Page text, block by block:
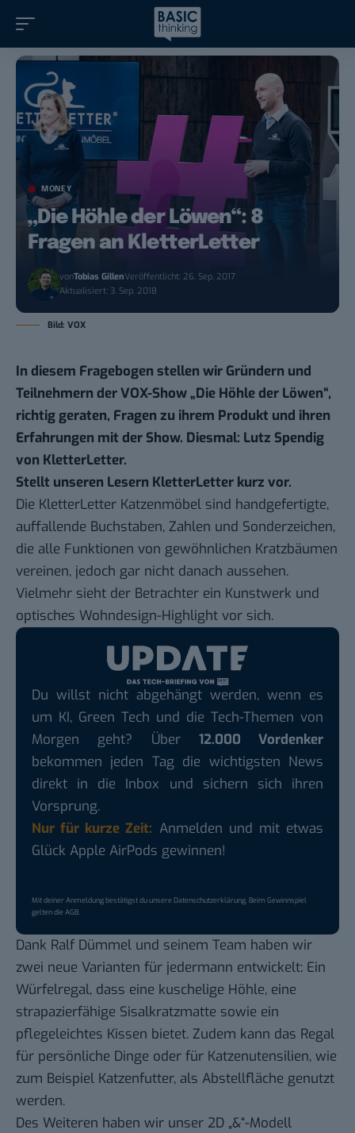
MONEY
„Die Höhle der Löwen“: 8
Fragen an KletterLetter
vonTobias GillenVeröffentlicht: 26. Sep. 2017
Aktualisiert: 3. Sep. 2018
Bild: VOX
In diesem Fragebogen stellen wir Gründern und
Teilnehmern der VOX-Show „Die Höhle der Löwen“,
richtig geraten, Fragen zu ihrem Produkt und ihren
Erfahrungen mit der Show. Diesmal: Lutz Spendig
von KletterLetter.
Stellt unseren Lesern KletterLetter kurz vor.
Die KletterLetter Katzenmöbel sind handgefertigte,
auffallende Buchstaben, Zahlen und Sonderzeichen,
die alle Funktionen von gewöhnlichen Kratzbäumen
vereinen, jedoch gar nicht danach aussehen.
Vielmehr sieht der Betrachter ein Kunstwerk und
optisches Wohndesign-Highlight vor sich.
Du willst nicht abgehängt werden, wenn es
um KI, Green Tech und die Tech-Themen von
Morgen geht? Über 12.000 Vordenker
bekommen jeden Tag die wichtigsten News
direkt in die Inbox und sichern sich ihren
Vorsprung.
Nur für kurze Zeit: Anmelden und mit etwas
Glück Apple AirPods gewinnen!
Mit deiner Anmeldung bestätigst du unsereDatenschutzerklärung. Beim Gewinnspiel
gelten dieAGB.
Dank Ralf Dümmel und seinem Team haben wir
zwei neue Varianten für jedermann entwickelt: Ein
Würfelregal, dass eine kuschelige Höhle, eine
strapazierfähige Sisalkratzmatte sowie ein
pflegeleichtes Kissen bietet. Zudem kann das Regal
für persönliche Dinge oder für Katzenutensilien, wie
zum Beispiel Katzenfutter, als Abstellfläche genutzt
werden.
Des Weiteren haben wir unser 2D „&“-Modell